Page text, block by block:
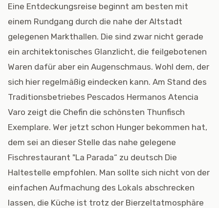
Eine Entdeckungsreise beginnt am besten mit
einem Rundgang durch die nahe der Altstadt
gelegenen Markthallen. Die sind zwar nicht gerade
ein architektonisches Glanzlicht, die feilgebotenen
Waren dafür aber ein Augenschmaus. Wohl dem, der
sich hier regelmäßig eindecken kann. Am Stand des
Traditionsbetriebes Pescados Hermanos Atencia
Varo zeigt die Chefin die schönsten Thunfisch
Exemplare. Wer jetzt schon Hunger bekommen hat,
dem sei an dieser Stelle das nahe gelegene
Fischrestaurant "La Parada“ zu deutsch Die
Haltestelle empfohlen. Man sollte sich nicht von der
einfachen Aufmachung des Lokals abschrecken
lassen, die Küche ist trotz der Bierzeltatmosphäre